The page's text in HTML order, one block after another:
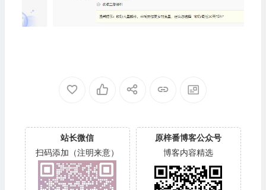
站长微信
扫码添加（注明来意）
原梓番博客公众号
博客内容精选